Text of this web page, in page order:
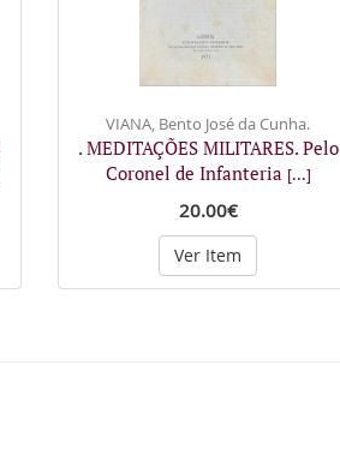
VIANA, Bento José da Cunha.
. MEDITAÇÕES MILITARES. Pelo
Coronel de Infanteria [...]
20.00€
Ver Item